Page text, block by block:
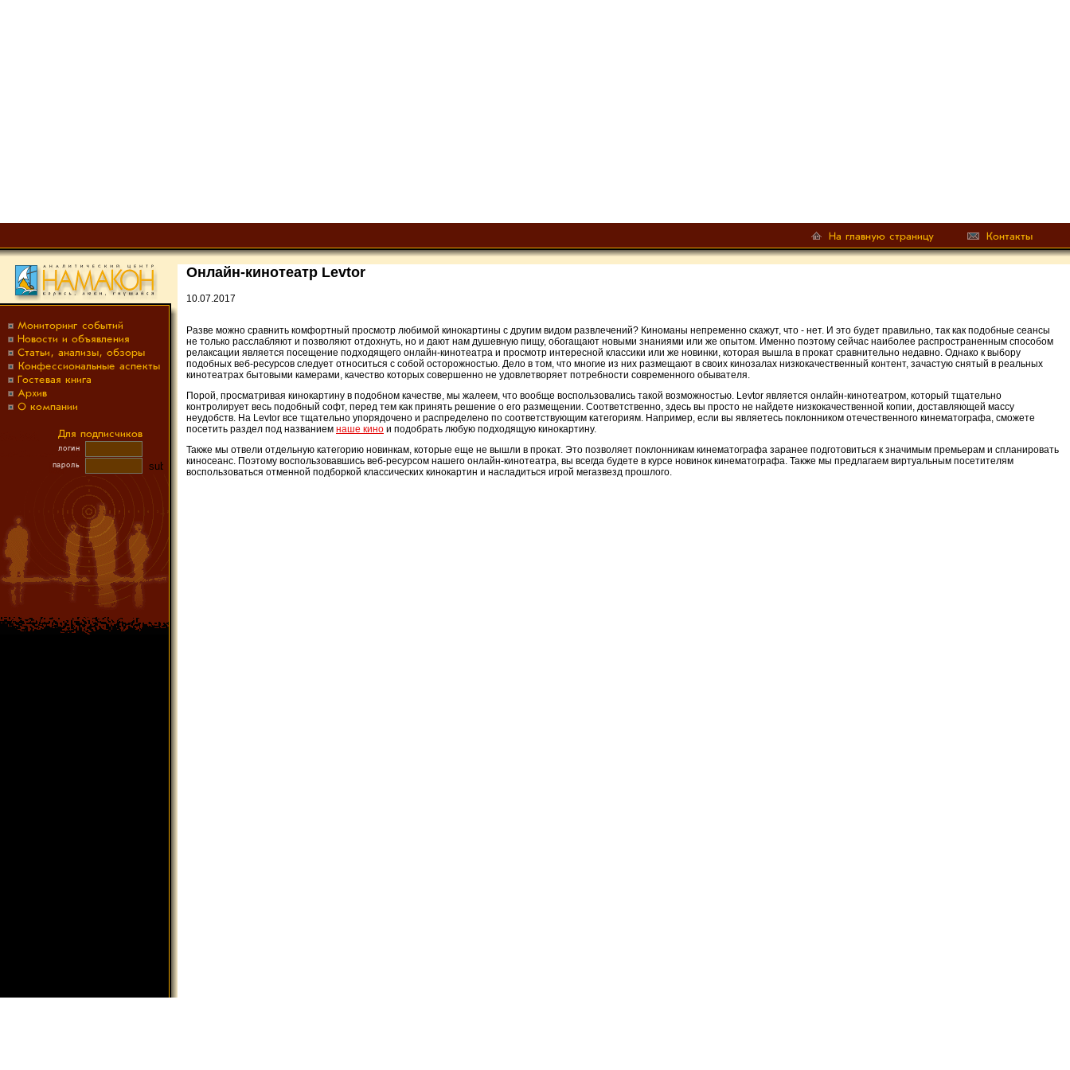
Онлайн-кинотеатр Levtor
10.07.2017
Разве можно сравнить комфортный просмотр любимой кинокартины с другим видом развлечений? Киноманы непременно скажут, что - нет. И это будет правильно, так как подобные сеансы
не только расслабляют и позволяют отдохнуть, но и дают нам душевную пищу, обогащают новыми знаниями или же опытом. Именно поэтому сейчас наиболее распространенным способом
релаксации является посещение подходящего онлайн-кинотеатра и просмотр интересной классики или же новинки, которая вышла в прокат сравнительно недавно. Однако к выбору
подобных веб-ресурсов следует относиться с собой осторожностью. Дело в том, что многие из них размещают в своих кинозалах низкокачественный контент, зачастую снятый в реальных
кинотеатрах бытовыми камерами, качество которых совершенно не удовлетворяет потребности современного обывателя.
Порой, просматривая кинокартину в подобном качестве, мы жалеем, что вообще воспользовались такой возможностью. Levtor является онлайн-кинотеатром, который тщательно
контролирует весь подобный софт, перед тем как принять решение о его размещении. Соответственно, здесь вы просто не найдете низкокачественной копии, доставляющей массу
неудобств. На Levtor все тщательно упорядочено и распределено по соответствующим категориям. Например, если вы являетесь поклонником отечественного кинематографа, сможете
посетить раздел под названием наше кино и подобрать любую подходящую кинокартину.
Также мы отвели отдельную категорию новинкам, которые еще не вышли в прокат. Это позволяет поклонникам кинематографа заранее подготовиться к значимым премьерам и спланировать
киносеанс. Поэтому воспользовавшись веб-ресурсом нашего онлайн-кинотеатра, вы всегда будете в курсе новинок кинематографа. Также мы предлагаем виртуальным посетителям
воспользоваться отменной подборкой классических кинокартин и насладиться игрой мегазвезд прошлого.